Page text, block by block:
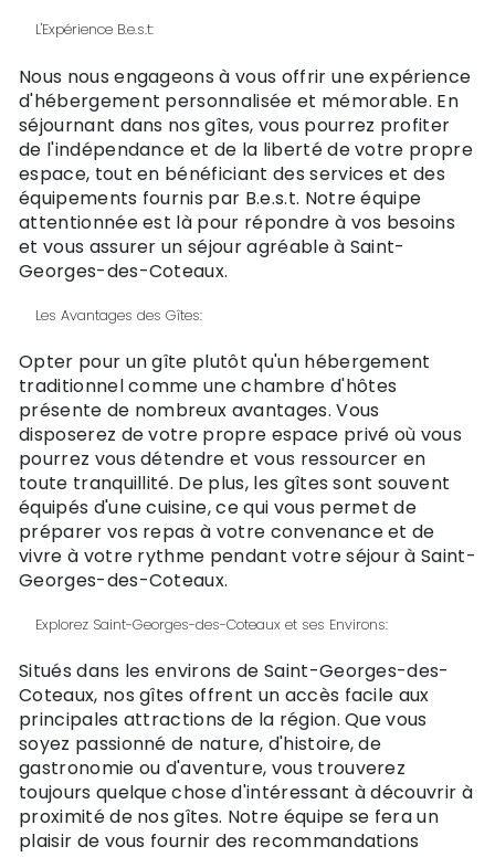
L'Expérience B.e.s.t:
Nous nous engageons à vous offrir une expérience
d'hébergement personnalisée et mémorable. En
séjournant dans nos gîtes, vous pourrez profiter
de l'indépendance et de la liberté de votre propre
espace, tout en bénéficiant des services et des
équipements fournis par B.e.s.t. Notre équipe
attentionnée est là pour répondre à vos besoins
et vous assurer un séjour agréable à Saint-
Georges-des-Coteaux.
Les Avantages des Gîtes:
Opter pour un gîte plutôt qu'un hébergement
traditionnel comme une chambre d'hôtes
présente de nombreux avantages. Vous
disposerez de votre propre espace privé où vous
pourrez vous détendre et vous ressourcer en
toute tranquillité. De plus, les gîtes sont souvent
équipés d'une cuisine, ce qui vous permet de
préparer vos repas à votre convenance et de
vivre à votre rythme pendant votre séjour à Saint-
Georges-des-Coteaux.
Explorez Saint-Georges-des-Coteaux et ses Environs:
Situés dans les environs de Saint-Georges-des-
Coteaux, nos gîtes offrent un accès facile aux
principales attractions de la région. Que vous
soyez passionné de nature, d'histoire, de
gastronomie ou d'aventure, vous trouverez
toujours quelque chose d'intéressant à découvrir à
proximité de nos gîtes. Notre équipe se fera un
plaisir de vous fournir des recommandations